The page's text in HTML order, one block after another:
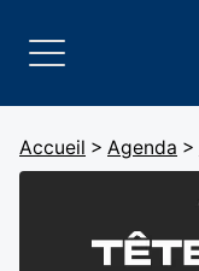
Accueil > Agenda >